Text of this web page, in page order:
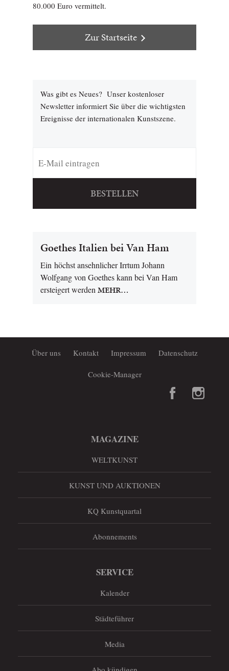
80.000 Euro vermittelt.
Zur Startseite
Was gibt es Neues? Unser kostenloser
Newsletter informiert Sie über die wichtigsten
Ereignisse der internationalen Kunstszene.
BESTELLEN
Goethes Italien bei Van Ham
Ein höchst ansehnlicher Irrtum Johann
Wolfgang von Goethes kann bei Van Ham
ersteigert werden MEHR…
Über uns Kontakt Impressum Datenschutz
Cookie-Manager
MAGAZINE
WELTKUNST
KUNST UND AUKTIONEN
KQ Kunstquartal
Abonnements
SERVICE
Kalender
Städteführer
Media